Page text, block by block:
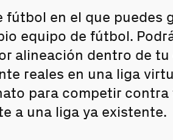
fútbol en el que puedes
equipo de fútbol.
alineación dentro de
reales en una liga
para competir contra
a una liga ya existente.